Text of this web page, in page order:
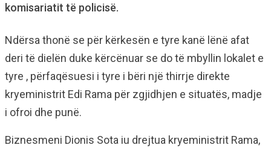
komisariatit të policisë.
Ndërsa thonë se për kërkesën e tyre kanë lënë afat
deri të dielën duke kërcënuar se do të mbyllin lokalet e
tyre , përfaqësuesi i tyre i bëri një thirrje direkte
kryeministrit Edi Rama për zgjidhjen e situatës, madje
i ofroi dhe punë.
Biznesmeni Dionis Sota iu drejtua kryeministrit Rama,